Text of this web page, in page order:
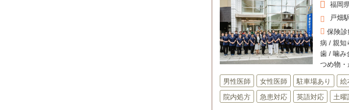
福岡
戸畑
保険
病 / 親知
歯 / 噛み
つめ物
男性医師 女性医師 駐車場あり 絵
院内処方
急患対応 英語対応 土曜